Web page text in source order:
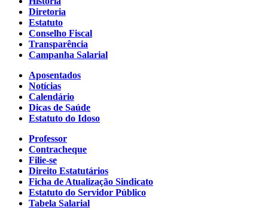
Diretoria
Estatuto
Conselho Fiscal
Transparência
Campanha Salarial
Aposentados
Notícias
Calendário
Dicas de Saúde
Estatuto do Idoso
Professor
Contracheque
Filie-se
Direito Estatutários
Ficha de Atualização Sindicato
Estatuto do Servidor Público
Tabela Salarial